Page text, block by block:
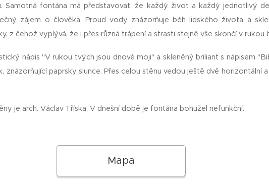
Samotná fontána má představovat, že každý život a každý jednotlivý
zájem o člověka. Proud vody znázorňuje běh lidského života a
z čehož vyplývá, že i přes různá trápení a strasti stejně vše skončí v rukou
nápis "V rukou tvých jsou dnové moji" a skleněný briliant s nápisem
znázorňující paprsky slunce. Přes celou stěnu vedou ještě dvě horizontální a
je arch. Václav Tříska. V dnešní době je fontána bohužel nefunkční.
Mapa